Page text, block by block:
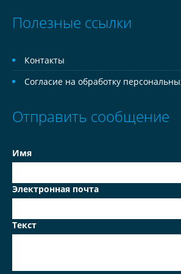
Полезные ссылки
Контакты
Согласие на обработку
Отправить сообщение
Имя
Электронная почта
Текст